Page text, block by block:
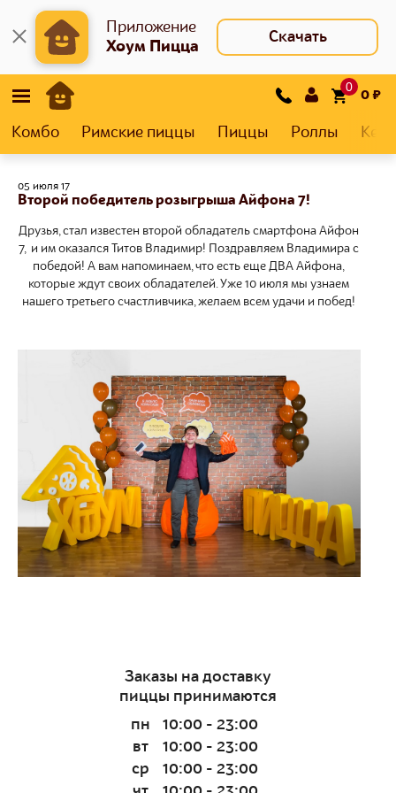
Приложение
Хоум Пицца
Скачать
0
0₽
Комбо Римские пиццы Пиццы Роллы
05 июля 17
Второй победитель розыгрыша Айфона 7!
Друзья, стал известен второй обладатель смартфона Айфон
7, и им оказался Титов Владимир! Поздравляем Владимира с
победой! А вам напоминаем, что есть еще ДВА Айфона,
которые ждут своих обладателей. Уже 10 июля мы узнаем
нашего третьего счастливчика, желаем всем удачи и побед!
Заказы на доставку
пиццы принимаются
пн
10:00 - 23:00
вт
10:00 - 23:00
ср
10:00 - 23:00